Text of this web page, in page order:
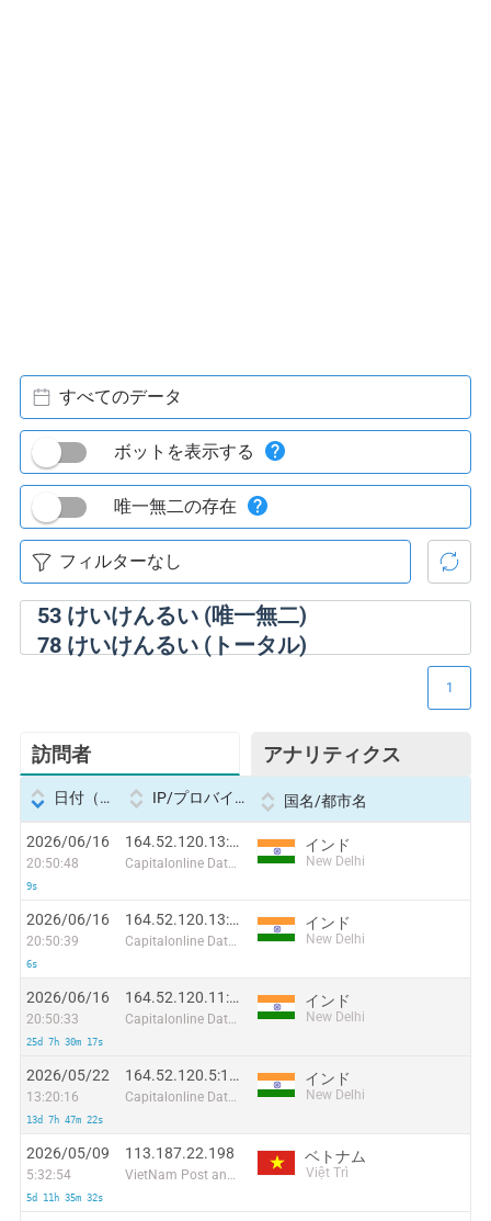
53けいけんるい (唯一無二)
78けいけんるい (トータル)
すべてのデータ
ボットを表示する
唯一無二の存在
訪問者 アナリティクス
1
日付（Datetime IP/プロバイダー 国名/都市名
2026/06/16
20:50:48
9s
164.52.120.13:65409
Capitalonline Data Service (HK) Co
インド
New Delhi
2026/06/16
20:50:39
6s
164.52.120.13:17988
Capitalonline Data Service (HK) Co
インド
New Delhi
2026/06/16
20:50:33
25d 7h 30m 17s
164.52.120.11:12367
Capitalonline Data Service (HK) Co
インド
New Delhi
2026/05/22
13:20:16
13d 7h 47m 22s
164.52.120.5:10560
Capitalonline Data Service (HK) Co
インド
New Delhi
2026/05/09
5:32:54
5d 11h 35m 32s
113.187.22.198
VietNam Post and Telecom Corporation
ベトナム
Việt Trì